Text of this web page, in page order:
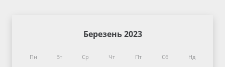
Березень 2023
Пн Вт Ср Чт Пт Сб Нд